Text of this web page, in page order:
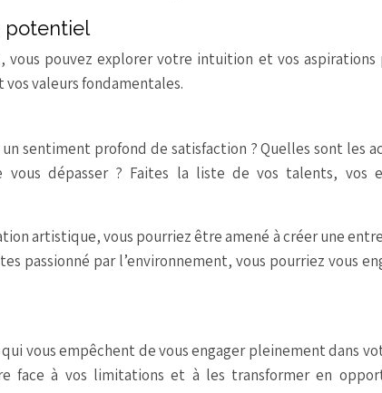
potentiel
vous pouvez explorer votre intuition et vos aspirations
vos valeurs fondamentales.
sentiment profond de satisfaction ? Quelles sont les
dépasser ? Faites la liste de vos talents, vos
artistique, vous pourriez être amené à créer une
passionné par l’environnement, vous pourriez vous
vous empêchent de vous engager pleinement dans
face à vos limitations et à les transformer en